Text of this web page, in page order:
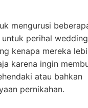
mengurusi
perihal wedding
kenapa mereka
karena ingin
atau bahkan
pernikahan.